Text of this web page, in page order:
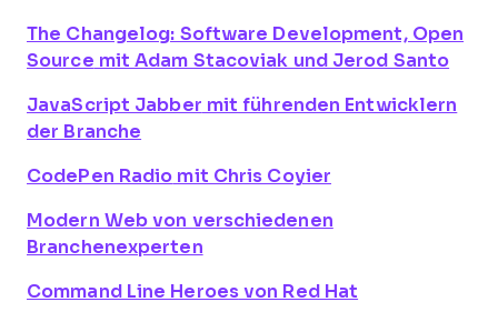
The Changelog: Software Development, Open
Source mit Adam Stacoviak und Jerod Santo
JavaScript Jabber mit führenden Entwicklern
der Branche
CodePen Radio mit Chris Coyier
Modern Web von verschiedenen
Branchenexperten
Command Line Heroesvon Red Hat